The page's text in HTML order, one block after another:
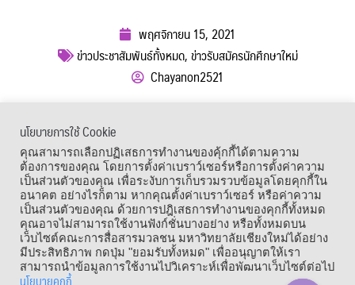
พฤศจิกายน 15, 2021
ข่าวประชาสัมพันธ์ทั้งหมด,ข่าวรับสมัครนักศึกษาใหม่
Chayanon2521
เมนูลัด
นโยบายการใช้ Cookie
คุณสามารถเลือกปฏิเสธการทำงานของคุ้กกี้ได้ตามความ
ต้องการของคุณ โดยการตั้งค่าเบราว์เซอร์หรือการตั้งค่าความ
เป็นส่วนตัวของคุณ เพื่อระงับการเก็บรวมรวบข้อมูลโดยคุกกี้ใน
อนาคต อย่างไรก็ตาม หากคุณตั้งค่าเบราว์เซอร์ หรือค่าความ
เป็นส่วนตัวของคุณ ด้วยการปฎิเสธการทำงานของคุกกี้ทั้งหมด
คุณอาจไม่สามารถใช้งานฟังก์ชั่นบางอย่าง หรือทั้งหมดบน
เว็บไซต์คณะการสื่อสารมวลชน มหาวิทยาลัยเชียงใหม่ได้อย่าง
มีประสิทธิภาพ กดปุ่ม "ยอมรับทั้งหมด" เพื่ออนุญาตให้เรา
สามารถนำข้อมูลการใช้งานไปวิเคราะห์เพื่อพัฒนาเว็บไซต์ต่อไป
นโยบายคุกกี้